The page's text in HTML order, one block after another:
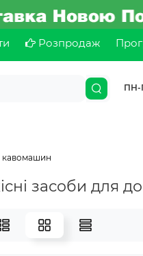
Розпродаж
ПН-
кавомашин
засоби для